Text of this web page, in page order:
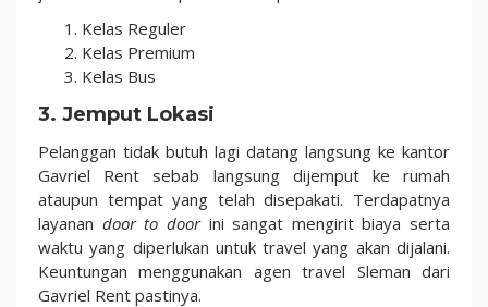
Kelas Reguler
Kelas Premium
Kelas Bus
3. Jemput Lokasi
Pelanggan tidak butuh lagi datang langsung ke kantor
Gavriel Rent sebab langsung dijemput ke rumah
ataupun tempat yang telah disepakati. Terdapatnya
layanan door to doorini sangat mengirit biaya serta
waktu yang diperlukan untuk travel yang akan dijalani.
Keuntungan menggunakan agen travel Sleman dari
Gavriel Rent pastinya.